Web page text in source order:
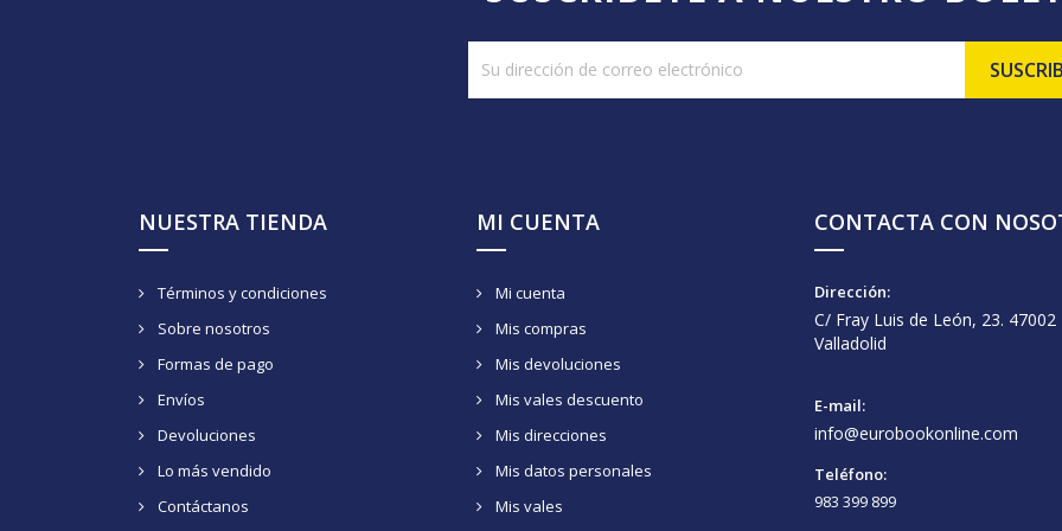
NUESTRA TIENDA
Términos y condiciones
Sobre nosotros
Formas de pago
Envíos
Devoluciones
Lo más vendido
Contáctanos
MI CUENTA
Mi cuenta
Mis compras
Mis devoluciones
Mis vales descuento
Mis direcciones
Mis datos personales
Mis vales
CONTACTA CON
Dirección:
C/ Fray Luis de León, 23. 47002
Valladolid
E-mail:
info@eurobookonline.com
Teléfono:
983 399 899